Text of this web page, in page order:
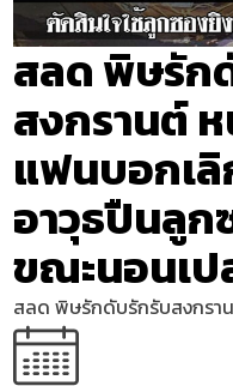
สลด พิษรัก
สงกรานต์
แฟนบอกเลิ
อาวุธปืนลูก
ขณะนอนเ
สลด พิษรักดับรักรับสงกรา